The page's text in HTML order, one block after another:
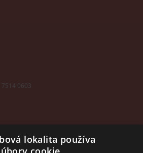
0603
lokalita používa